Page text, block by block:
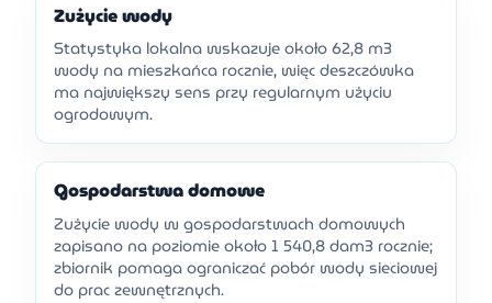
Zużycie wody
Statystyka lokalna wskazuje około 62,8 m3
wody na mieszkańca rocznie, więc deszczówka
ma największy sens przy regularnym użyciu
ogrodowym.
Gospodarstwa domowe
Zużycie wody w gospodarstwach domowych
zapisano na poziomie około 1 540,8 dam3 rocznie;
zbiornik pomaga ograniczać pobór wody sieciowej
do prac zewnętrznych.